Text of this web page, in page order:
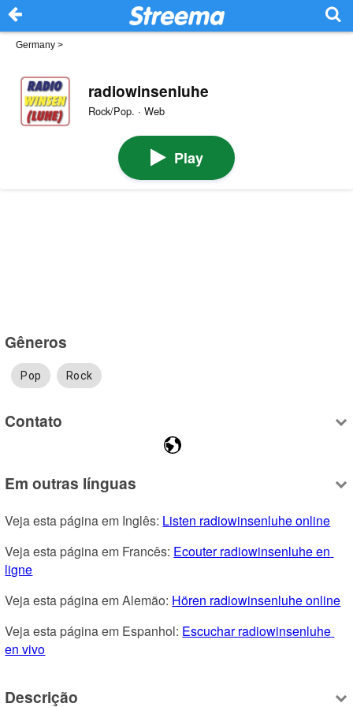
Germany >
radiowinsenluhe
Rock/Pop. · Web
Play
Gêneros
Pop Rock
Contato
Em outras línguas
Veja esta página em Inglês: Listen radiowinsenluhe online
Veja esta página em Francês: Ecouter radiowinsenluhe en
ligne
Veja esta página em Alemão: Hören radiowinsenluhe online
Veja esta página em Espanhol: Escuchar radiowinsenluhe
en vivo
Descrição